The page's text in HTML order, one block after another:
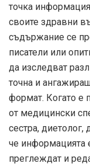
точка информация
своите здравни
съдържание се
писатели или
да изследват
точна и
формат. Когато е
от медицински
сестра, диетолог,
че информацията
преглеждат и